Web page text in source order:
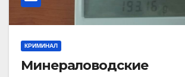
КРИМИНАЛ
Минераловодские